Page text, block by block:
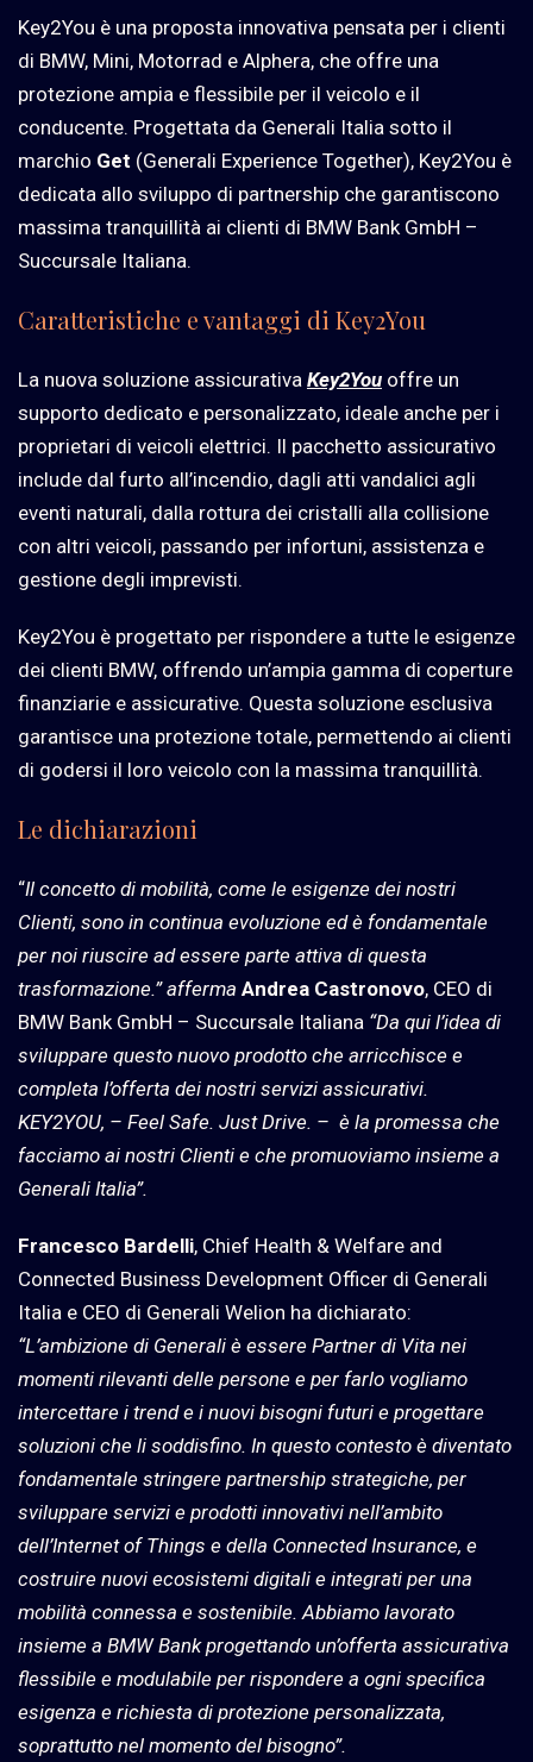
Key2You è una proposta innovativa pensata per i clienti
di BMW, Mini, Motorrad e Alphera, che offre una
protezione ampia e flessibile per il veicolo e il
conducente. Progettata da Generali Italia sotto il
marchio Get (Generali Experience Together), Key2You è
dedicata allo sviluppo di partnership che garantiscono
massima tranquillità ai clienti di BMW Bank GmbH –
Succursale Italiana.
Caratteristiche e vantaggi di Key2You
La nuova soluzione assicurativa Key2You offre un
supporto dedicato e personalizzato, ideale anche per i
proprietari di veicoli elettrici. Il pacchetto assicurativo
include dal furto all’incendio, dagli atti vandalici agli
eventi naturali, dalla rottura dei cristalli alla collisione
con altri veicoli, passando per infortuni, assistenza e
gestione degli imprevisti.
Key2You è progettato per rispondere a tutte le esigenze
dei clienti BMW, offrendo un’ampia gamma di coperture
finanziarie e assicurative. Questa soluzione esclusiva
garantisce una protezione totale, permettendo ai clienti
di godersi il loro veicolo con la massima tranquillità.
Le dichiarazioni
“Il concetto di mobilità, come le esigenze dei nostri
Clienti, sono in continua evoluzione ed è fondamentale
per noi riuscire ad essere parte attiva di questa
trasformazione.” afferma Andrea Castronovo, CEO di
BMW Bank GmbH – Succursale Italiana “Da qui l’idea di
sviluppare questo nuovo prodotto che arricchisce e
completa l’offerta dei nostri servizi assicurativi.
KEY2YOU, – Feel Safe. Just Drive. – è la promessa che
facciamo ai nostri Clienti e che promuoviamo insieme a
Generali Italia”.
Francesco Bardelli, Chief Health & Welfare and
Connected Business Development Officer di Generali
Italia e CEO di Generali Welion ha dichiarato:
“L’ambizione di Generali è essere Partner di Vita nei
momenti rilevanti delle persone e per farlo vogliamo
intercettare i trend e i nuovi bisogni futuri e progettare
soluzioni che li soddisfino. In questo contesto è diventato
fondamentale stringere partnership strategiche, per
sviluppare servizi e prodotti innovativi nell’ambito
dell’Internet of Things e della Connected Insurance, e
costruire nuovi ecosistemi digitali e integrati per una
mobilità connessa e sostenibile. Abbiamo lavorato
insieme a BMW Bank progettando un’offerta assicurativa
flessibile e modulabile per rispondere a ogni specifica
esigenza e richiesta di protezione personalizzata,
soprattutto nel momento del bisogno”.